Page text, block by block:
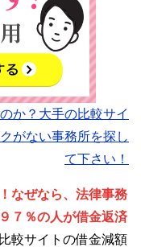
か？大手の比較サイ
がない事務所を探し
て下さい！
なぜなら、法律事務
７％の人が借金返済
較サイトの借金減額